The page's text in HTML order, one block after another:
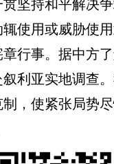
使用或威胁使
行事。据中方
利亚实地调查
，使紧张局势